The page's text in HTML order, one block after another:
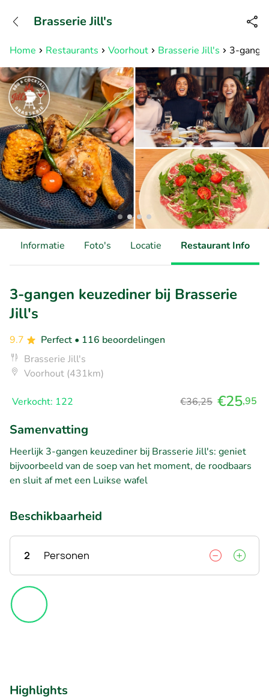
Bereikbaar tot 23:00 uur
Home Restaurants Voorhout Brasserie Jill's 3-
Brasserie Jill's
Informatie Foto's Locatie Restaurant Info
3-gangen keuzediner bij Brasserie
Jill's
9.7 Perfect • 116 beoordelingen
Brasserie Jill's
Voorhout (431km)
Verkocht: 122 €36,25 €25,95
Samenvatting
Heerlijk 3-gangen keuzediner bij Brasserie Jill's: geniet
bijvoorbeeld van de soep van het moment, de roodbaars
en sluit af met een Luikse wafel
Beschikbaarheid
2 Personen
Highlights